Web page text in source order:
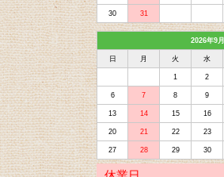
30 31
2026年9月
日 月 火 水
1 2
6 7 8 9
13 14 15 16
20 21 22 23
27 28 29 30